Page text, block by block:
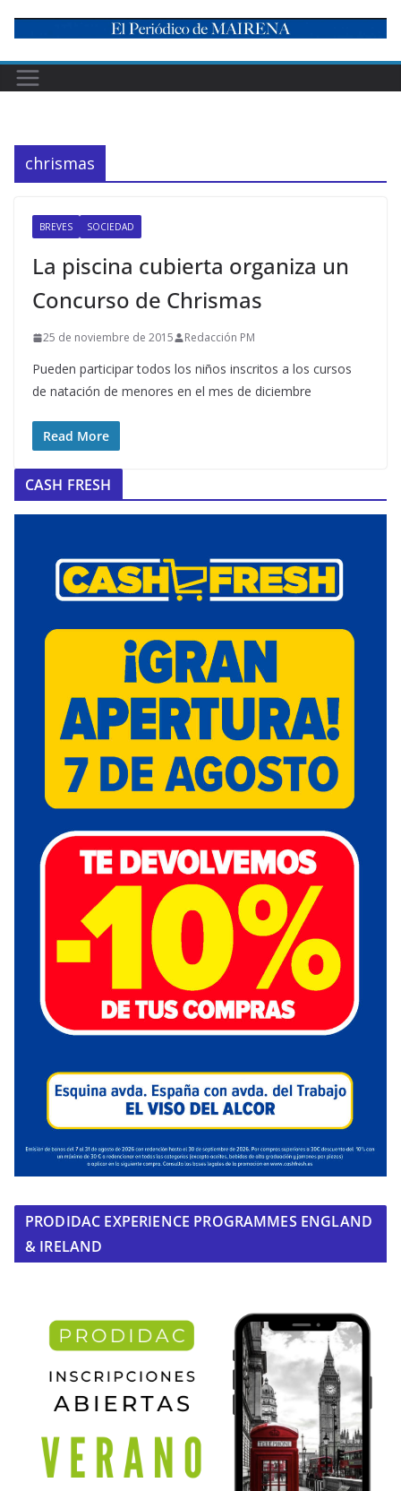
content
chrismas
BREVES SOCIEDAD
La piscina cubierta organiza un
Concurso de Chrismas
25 de noviembre de 2015 Redacción PM
Pueden participar todos los niños inscritos a los cursos
de natación de menores en el mes de diciembre
Read More
CASH FRESH
PRODIDAC EXPERIENCE PROGRAMMES ENGLAND
& IRELAND